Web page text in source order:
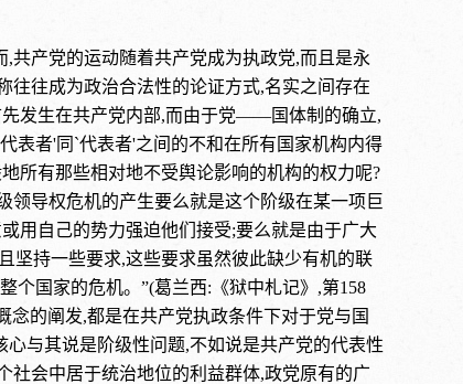
共产党的运动随着共产党成为执政党,而且是永
往往成为政治合法性的论证方式,名实之间存在
先发生在共产党内部,而由于党——国体制的确立,
表者'同`代表者'之间的不和在所有国家机构内得
所有那些相对地不受舆论影响的机构的权力呢?
导权危机的产生要么就是这个阶级在某一项巨
用自己的势力强迫他们接受;要么就是由于广大
坚持一些要求,这些要求虽然彼此缺少有机的联
个国家的危机。”(葛兰西:《狱中札记》,第158
念的阐发,都是在共产党执政条件下对于党与国
与其说是阶级性问题,不如说是共产党的代表性
会中居于统治地位的利益群体,政党原有的广